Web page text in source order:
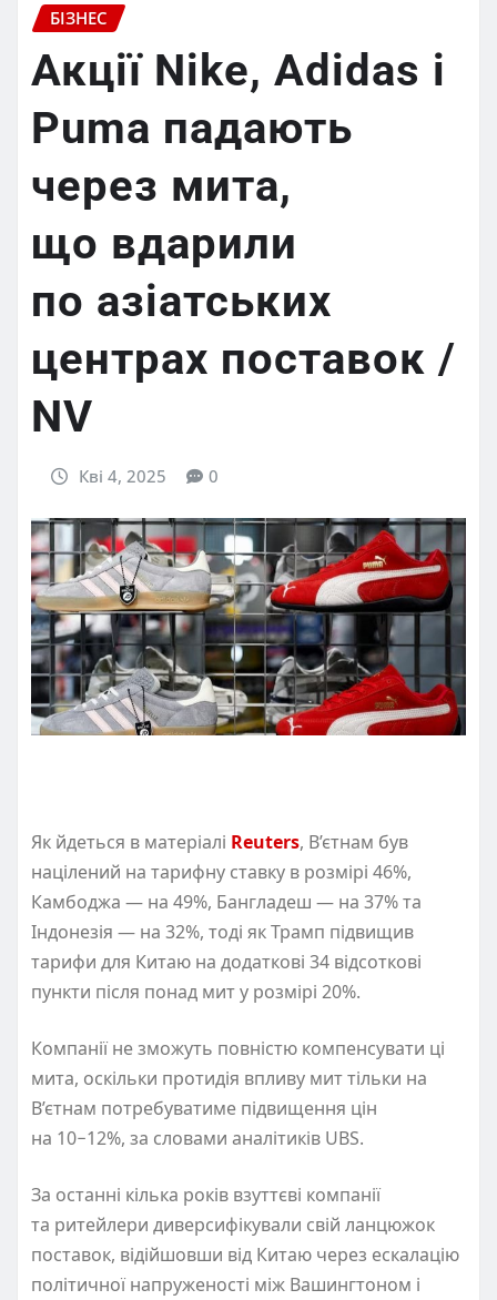
БІЗНЕС
Акції Nike, Adidas і
Puma падають
через мита,
що вдарили
по азіатських
центрах поставок /
NV
Кві 4, 2025 0
Як йдеться в матеріалі Reuters, В’єтнам був
націлений на тарифну ставку в розмірі 46%,
Камбоджа — на 49%, Бангладеш — на 37% та
Індонезія — на 32%, тоді як Трамп підвищив
тарифи для Китаю на додаткові 34 відсоткові
пункти після понад мит у розмірі 20%.
Компанії не зможуть повністю компенсувати ці
мита, оскільки протидія впливу мит тільки на
В’єтнам потребуватиме підвищення цін
на 10−12%, за словами аналітиків UBS.
За останні кілька років взуттєві компанії
та ритейлери диверсифікували свій ланцюжок
поставок, відійшовши від Китаю через ескалацію
політичної напруженості між Вашингтоном і